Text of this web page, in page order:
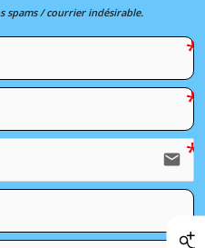
spams / courrier indésirable.
email